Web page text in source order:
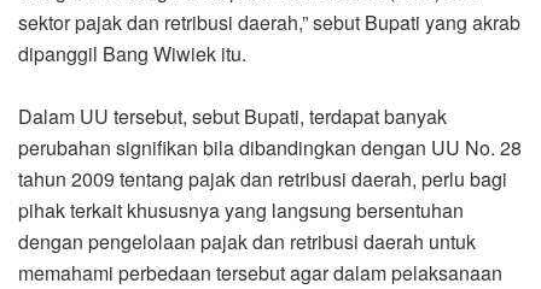
sektor pajak dan retribusi daerah,” sebut Bupati yang akrab
dipanggil Bang Wiwiek itu.
Dalam UU tersebut, sebut Bupati, terdapat banyak
perubahan signifikan bila dibandingkan dengan UU No. 28
tahun 2009 tentang pajak dan retribusi daerah, perlu bagi
pihak terkait khususnya yang langsung bersentuhan
dengan pengelolaan pajak dan retribusi daerah untuk
memahami perbedaan tersebut agar dalam pelaksanaan